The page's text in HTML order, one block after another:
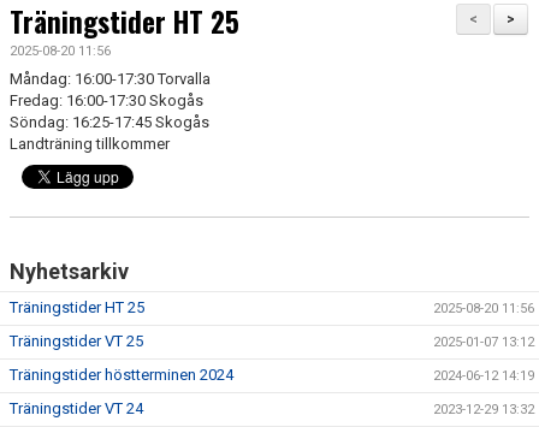
KONTAKT
>
<
Träningstider HT 25
2025-08-20 11:56
Måndag: 16:00-17:30 Torvalla
Fredag: 16:00-17:30 Skogås
Söndag: 16:25-17:45 Skogås
Landträning tillkommer
Nyhetsarkiv
Träningstider HT 25 2025-08-20 11:56
Träningstider VT 25 2025-01-07 13:12
Träningstider höstterminen 2024 2024-06-12 14:19
Träningstider VT 24 2023-12-29 13:32